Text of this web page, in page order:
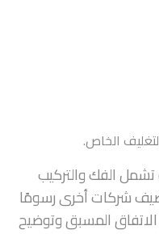
الخاص.
الفك والتركيب
شركات أخرى رسومًا
المسبق وتوضيح